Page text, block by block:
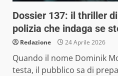
Dossier 137: il thriller
polizia che indaga se
Redazione 24 Aprile 2026
Quando il nome Dominik
testa, il pubblico sa di